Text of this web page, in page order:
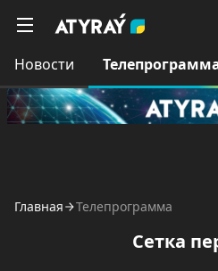
Новости
Главная Телепрограмма
Сетка